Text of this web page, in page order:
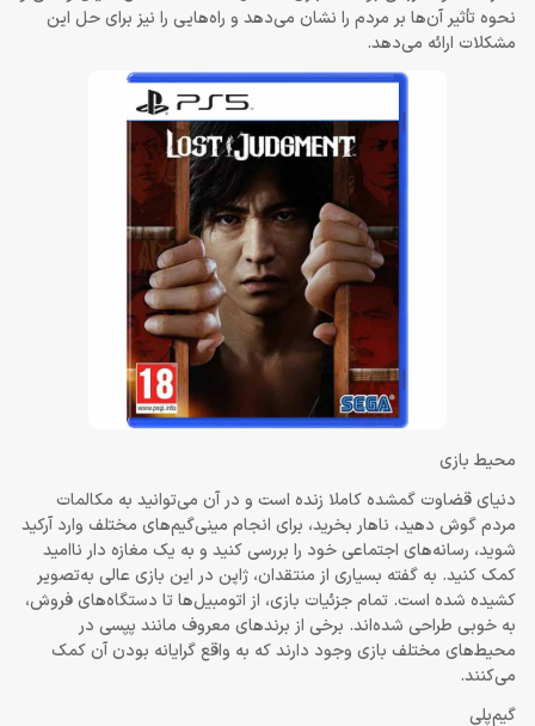
نحوه تأثیر آن‌ها بر مردم را نشان می‌دهد و راه‌‌هایی را نیز برای حل این
مشکلات ارائه می‌دهد.
محیط بازی
دنیای قضاوت گمشده کاملا زنده است و در آن می‌توانید به مکالمات
مردم گوش دهید، ناهار بخرید، برای انجام مینی‌گیم‌های مختلف وارد آرکید
شوید، رسانه‌های اجتماعی خود را بررسی کنید و به یک مغازه دار ناامید
کمک کنید. به گفته بسیاری از منتقدان، ژاپن در این بازی عالی به‌تصویر
کشیده شده است. تمام جزئیات بازی، از اتومبیل‌ها تا دستگاه‌های فروش،
به خوبی طراحی شده‌اند. برخی از برند‌های معروف مانند پپسی در
محیط‌های مختلف بازی وجود دارند که به واقع گرایانه بودن آن کمک
می‌کنند.
گیم‌پلی